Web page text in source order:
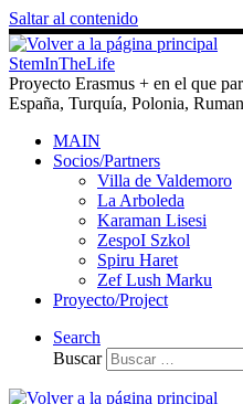
Saltar al contenido
StemInTheLife
Proyecto Erasmus + en el que
España, Turquía, Polonia,
MAIN
Socios/Partners
Villa de Valdemoro
La Arboleda
Karaman Lisesi
ZespoI Szkol
Spiru Haret
Zef Lush Marku
Proyecto/Project
Search
Buscar